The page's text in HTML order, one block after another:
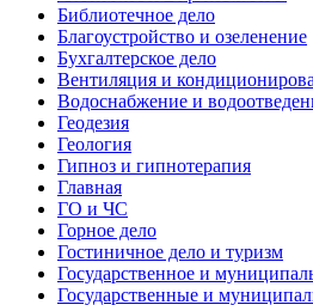
Библиотечное дело
Благоустройство и озеленение
Бухгалтерское дело
Вентиляция и
Водоснабжение и
Геодезия
Геология
Гипноз и гипнотерапия
Главная
ГО и ЧС
Горное дело
Гостиничное дело и туризм
Государственное и
Государственные и